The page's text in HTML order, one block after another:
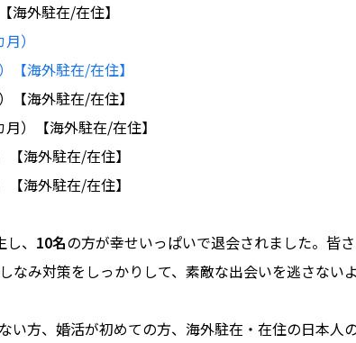
外駐在/在住】
）
【海外駐在/在住】
海外駐在/在住】
）【海外駐在/在住】
海外駐在/在住】
海外駐在/在住】
、 10名の方が幸せいっぱいで退会されました。皆
なみ対策をしっかりして、素敵な出会いを逃さない
い方、婚活が初めての方、海外駐在・在住の日本人